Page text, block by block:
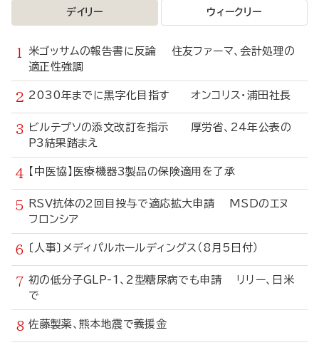
デイリー ウィークリー
米ゴッサムの報告書に反論 住友ファーマ、会計処理の
適正性強調
2030年までに黒字化目指す オンコリス・浦田社長
ビルテプソの添文改訂を指示 厚労省、24年公表の
P3結果踏まえ
【中医協】医療機器3製品の保険適用を了承
RSV抗体の2回目投与で適応拡大申請 MSDのエヌ
フロンシア
〔人事〕メディパルホールディングス（8月5日付）
初の低分子GLP-1、2型糖尿病でも申請 リリー、日米
で
佐藤製薬、熊本地震で義援金